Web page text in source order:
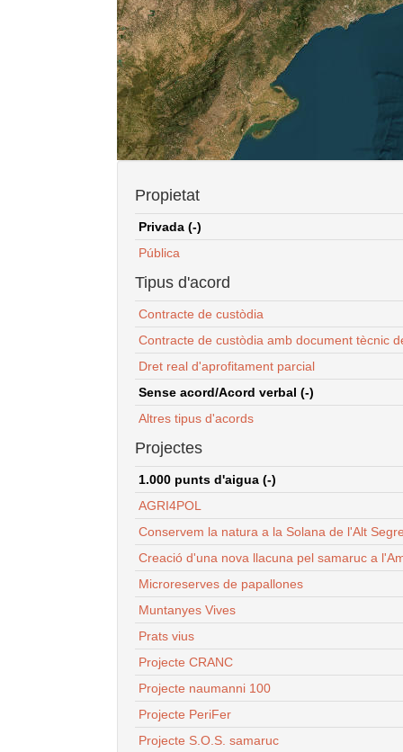
Propietat
Privada (-)
Pública
Tipus d'acord
Contracte de custòdia
Contracte de custòdia amb document tècnic
Dret real d'aprofitament parcial
Sense acord/Acord verbal (-)
Altres tipus d'acords
Projectes
1.000 punts d'aigua (-)
AGRI4POL
Conservem la natura a la Solana de l'Alt
Creació d'una nova llacuna pel samaruc a
Microreserves de papallones
Muntanyes Vives
Prats vius
Projecte CRANC
Projecte naumanni 100
Projecte PeriFer
Projecte S.O.S. samaruc